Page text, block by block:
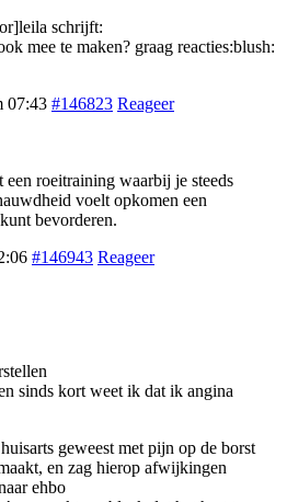
schrijft:
mee te maken? graag reacties:blush:
07:43 #146823 Reageer
een roeitraining waarbij je steeds
voelt opkomen een
bevorderen.
#146943 Reageer
sinds kort weet ik dat ik angina
geweest met pijn op de borst
en zag hierop afwijkingen
ehbo